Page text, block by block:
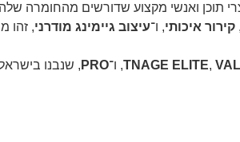
תוכן ואנשי מקצוע שדורשים מהחומרה
, קירור איכותי, ו־עיצוב גיימינג מודרני
TNAGE ELITE, , ו־PRO , שנבנו